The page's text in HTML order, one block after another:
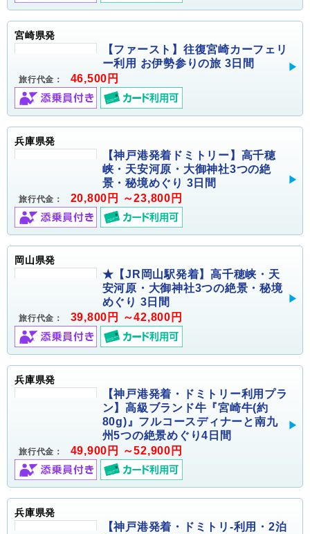
宮崎県発
【ファースト】往復宮崎カーフェリ
ー利用 お伊勢参りの旅 3日間
旅行代金： 46,500円
兵庫県発
【神戸港発着ドミトリー】高千穂
峡・天安河原・大御神社3つの絶
景・秘境めぐり 3日間
旅行代金： 20,800円 ～23,800円
岡山県発
★【JR岡山駅発着】高千穂峡・天
安河原・大御神社3つの絶景・秘境
めぐり 3日間
旅行代金： 39,800円 ～42,800円
兵庫県発
【神戸港発着・ドミトリー利用プラ
ン】高級ブランド牛『宮崎牛(約
80g)』フルコースディナーと南九
州5つの絶景めぐり4日間
旅行代金： 49,900円 ～52,900円
兵庫県発
【神戸港発着・ドミトリ-利用・2泊